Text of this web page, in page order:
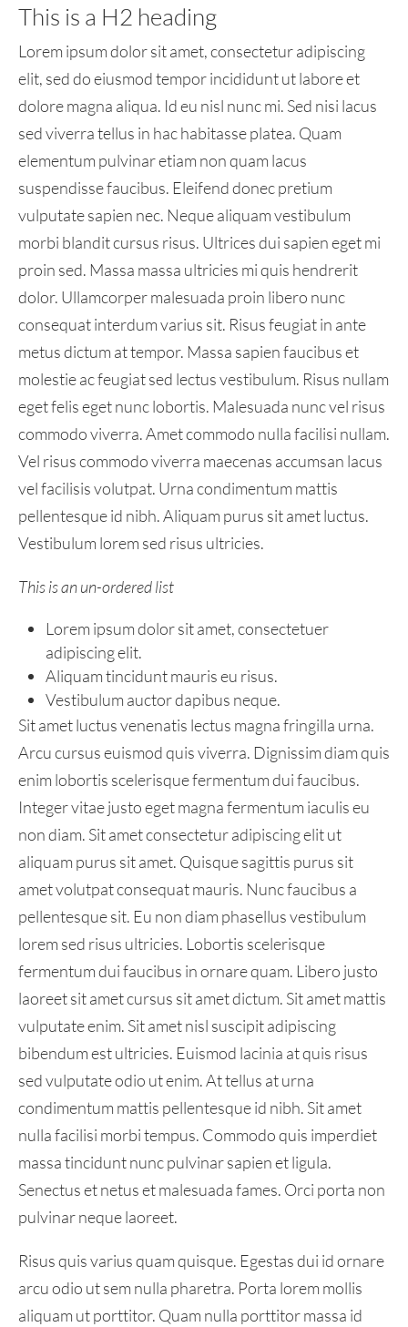
This is a H2 heading
Lorem ipsum dolor sit amet, consectetur adipiscing
elit, sed do eiusmod tempor incididunt ut labore et
dolore magna aliqua. Id eu nisl nunc mi. Sed nisi lacus
sed viverra tellus in hac habitasse platea. Quam
elementum pulvinar etiam non quam lacus
suspendisse faucibus. Eleifend donec pretium
vulputate sapien nec. Neque aliquam vestibulum
morbi blandit cursus risus. Ultrices dui sapien eget mi
proin sed. Massa massa ultricies mi quis hendrerit
dolor. Ullamcorper malesuada proin libero nunc
consequat interdum varius sit. Risus feugiat in ante
metus dictum at tempor. Massa sapien faucibus et
molestie ac feugiat sed lectus vestibulum. Risus nullam
eget felis eget nunc lobortis. Malesuada nunc vel risus
commodo viverra. Amet commodo nulla facilisi nullam.
Vel risus commodo viverra maecenas accumsan lacus
vel facilisis volutpat. Urna condimentum mattis
pellentesque id nibh. Aliquam purus sit amet luctus.
Vestibulum lorem sed risus ultricies.
This is an un-ordered list
Lorem ipsum dolor sit amet, consectetuer
adipiscing elit.
Aliquam tincidunt mauris eu risus.
Vestibulum auctor dapibus neque.
Sit amet luctus venenatis lectus magna fringilla urna.
Arcu cursus euismod quis viverra. Dignissim diam quis
enim lobortis scelerisque fermentum dui faucibus.
Integer vitae justo eget magna fermentum iaculis eu
non diam. Sit amet consectetur adipiscing elit ut
aliquam purus sit amet. Quisque sagittis purus sit
amet volutpat consequat mauris. Nunc faucibus a
pellentesque sit. Eu non diam phasellus vestibulum
lorem sed risus ultricies. Lobortis scelerisque
fermentum dui faucibus in ornare quam. Libero justo
laoreet sit amet cursus sit amet dictum. Sit amet mattis
vulputate enim. Sit amet nisl suscipit adipiscing
bibendum est ultricies. Euismod lacinia at quis risus
sed vulputate odio ut enim. At tellus at urna
condimentum mattis pellentesque id nibh. Sit amet
nulla facilisi morbi tempus. Commodo quis imperdiet
massa tincidunt nunc pulvinar sapien et ligula.
Senectus et netus et malesuada fames. Orci porta non
pulvinar neque laoreet.
Risus quis varius quam quisque. Egestas dui id ornare
arcu odio ut sem nulla pharetra. Porta lorem mollis
aliquam ut porttitor. Quam nulla porttitor massa id